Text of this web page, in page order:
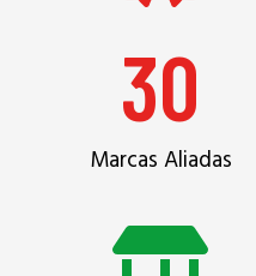
30
Marcas Aliadas